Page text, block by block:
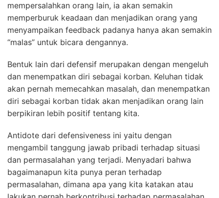
mempersalahkan orang lain, ia akan semakin
memperburuk keadaan dan menjadikan orang yang
menyampaikan feedback padanya hanya akan semakin
“malas” untuk bicara dengannya.
Bentuk lain dari defensif merupakan dengan mengeluh
dan menempatkan diri sebagai korban. Keluhan tidak
akan pernah memecahkan masalah, dan menempatkan
diri sebagai korban tidak akan menjadikan orang lain
berpikiran lebih positif tentang kita.
Antidote dari defensiveness ini yaitu dengan
mengambil tanggung jawab pribadi terhadap situasi
dan permasalahan yang terjadi. Menyadari bahwa
bagaimanapun kita punya peran terhadap
permasalahan, dimana apa yang kita katakan atau